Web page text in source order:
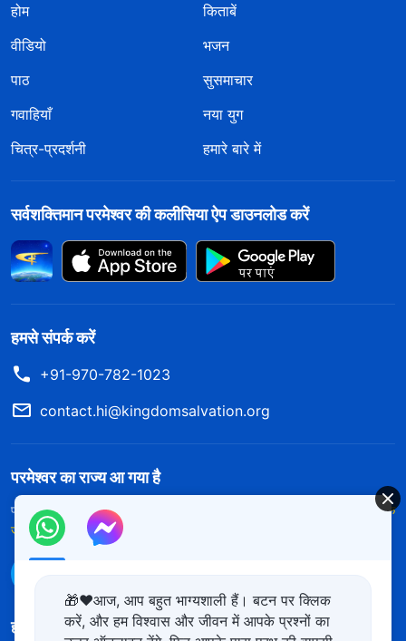
होम
किताबें
वीडियो
भजन
पाठ
सुसमाचार
गवाहियाँ
नया युग
चित्र-प्रदर्शनी
हमारे बारे में
सर्वशक्तिमान परमेश्वर की कलीसिया ऐप डाउनलोड करें
हमसे संपर्क करें
+91-970-782-1023
contact.hi@kingdomsalvation.org
परमेश्वर का राज्य आ गया है
परमेश्वर का राज्य पृथ्वी पर आ गया है! क्या आप इसमें प्रवेश करना चाहते हैं?
और अधिक
जानें
हमारा अनुसरण करें
🎁❤️आज, आप बहुत भाग्यशाली हैं। बटन पर क्लिक
करें, और हम विश्वास और जीवन में आपके प्रश्नों का